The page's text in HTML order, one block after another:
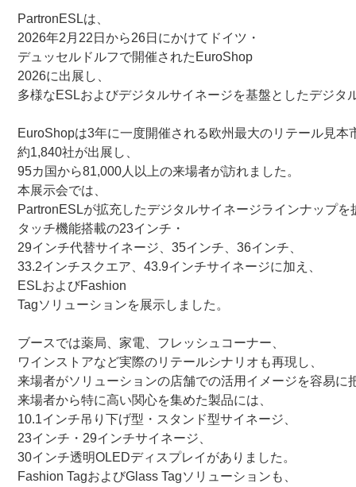
PartronESLは、
2026年2月22日から26日 にかけてドイツ・
デュッセルドルフで開催された EuroShop
2026に出展し、
多様なESLおよびデジタルサイネージを基盤としたデジタ
EuroShopは3年に一度開催される欧州最大のリテール見本
約1,840社が出展し、
95カ国から81,000人以上の来場者が訪れました。
本展示会では、
PartronESLが拡充したデジタルサイネージラインナップを
タッチ機能搭載の23インチ・
29インチ代替サイネージ、35インチ、36インチ、
33.2インチスクエア、43.9インチサイネージに加え、
ESLおよびFashion
Tagソリューションを展示しました。
ブースでは薬局、家電、フレッシュコーナー、
ワインストアなど実際のリテールシナリオも再現し、
来場者がソリューションの店舗での活用イメージを容易に
来場者から特に高い関心を集めた製品には、
10.1インチ吊り下げ型・スタンド型サイネージ、
23インチ・29インチサイネージ、
30インチ透明OLEDディスプレイ がありました。
Fashion TagおよびGlass Tagソリューション も、